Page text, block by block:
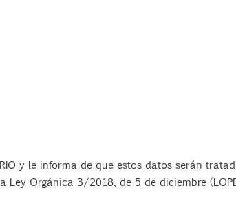
y le informa de que estos datos serán
Orgánica 3/2018, de 5 de diciembre